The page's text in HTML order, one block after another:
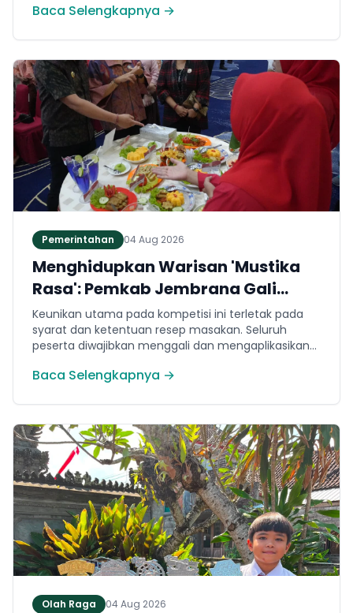
mencakup tiga domain utama, yakni pemberian
tindakan hukum lainnya.
Baca Selengkapnya →
Pemerintahan 04 Aug 2026
Menghidupkan Warisan 'Mustika
Rasa': Pemkab Jembrana Gali
Keteladanan Bung Karno Lewat
Lomba Cipta Menu Kuliner
Keunikan utama pada kompetisi ini terletak pada
syarat dan ketentuan resep masakan. Seluruh
peserta diwajibkan menggali dan mengaplikasikan
Mustika Rasa—buku kumpulan resep Nusantara
Indonesia, Ir. Soekarno. Melalui panduan resep
historis tersebut, para peserta berhasil
menghidangkan berbagai kreasi olahan pangan
lokal yang tidak hanya lezat tetapi juga bergizi,
beragam, aman dan seimbang.
Baca Selengkapnya →
Olah Raga 04 Aug 2026